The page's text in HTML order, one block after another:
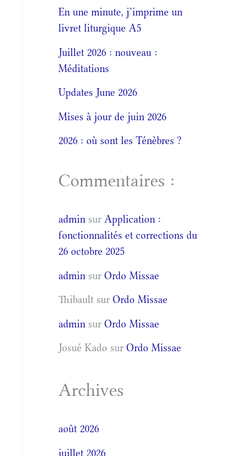
En une minute, j’imprime un
livret liturgique A5
Juillet 2026 : nouveau :
Méditations
Updates June 2026
Mises à jour de juin 2026
2026 : où sont les Ténèbres ?
Commentaires :
admin surApplication :
fonctionnalités et corrections du
26 octobre 2025
admin surOrdo Missae
Thibault surOrdo Missae
admin surOrdo Missae
Josué Kado surOrdo Missae
Archives
août 2026
juillet 2026